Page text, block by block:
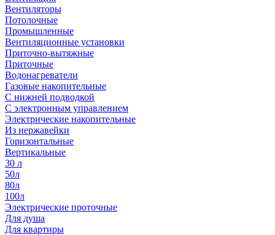
Вентиляторы
Потолочные
Промышленные
Вентиляционные установки
Приточно-вытяжные
Приточные
Водонагреватели
Газовые накопительные
С нижней подводкой
С электронным управлением
Электрические накопительные
Из нержавейки
Горизонтальные
Вертикальные
30 л
50л
80л
100л
Электрические проточные
Для душа
Для квартиры